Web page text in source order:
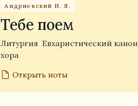
Андриевский И. Я.
Тебе поем
Литургия Евхаристический канон
хора
Открыть ноты